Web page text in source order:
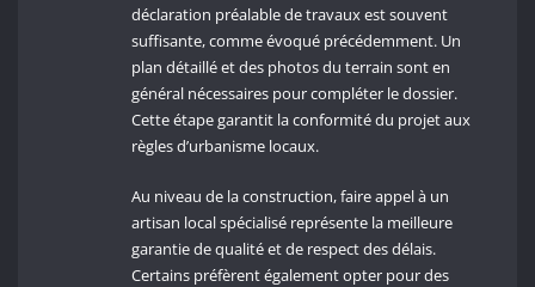
déclaration préalable de travaux est souvent
suffisante, comme évoqué précédemment. Un
plan détaillé et des photos du terrain sont en
général nécessaires pour compléter le dossier.
Cette étape garantit la conformité du projet aux
règles d’urbanisme locaux.
Au niveau de la construction, faire appel à un
artisan local spécialisé représente la meilleure
garantie de qualité et de respect des délais.
Certains préfèrent également opter pour des